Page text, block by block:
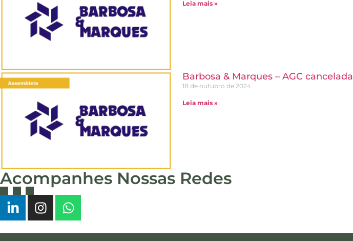
Leia mais »
Barbosa & Marques – AGC cancelada
18 de outubro de 2024
Leia mais »
Acompanhes Nossas Redes